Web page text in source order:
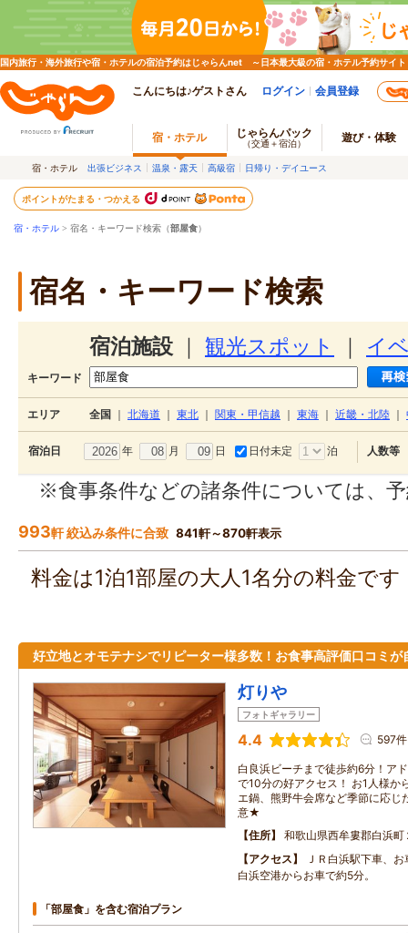
国内旅行・海外旅行や宿・ホテルの宿泊予約はじゃらんnet ～日本最大級の宿・ホテル予約サイト
こんにちは♪ゲストさん ログイン 会員登録
宿・ホテル じゃらんパック
（交通＋宿泊） 遊び・体験
宿・ホテル 出張ビジネス 温泉・露天 高級宿 日帰り・デイユース
ポイントがたまる・つかえる
宿・ホテル > 宿名・キーワード検索（部屋食）
宿名・キーワード検索
宿泊施設 観光スポット イ
キーワード
エリア 全国 北海道 東北 関東・甲信越 東海 近畿・北陸
宿泊日 年 月 日 日付未定 泊 人数等
※食事条件などの諸条件については、
993軒 絞込み条件に合致 841軒～870軒表示
料金は1泊1部屋の大人1名分の料金で
好立地とオモテナシでリピーター様多数！お食事高評価口コミが
灯りや
フォトギャラリー
4.4 597件
白良浜ビーチまで徒歩約6分！ア
で10分の好アクセス！ お1人様か
エ鍋、熊野牛会席など季節に応じ
意★
住所
和歌山県西牟婁郡白浜町
アクセス
ＪＲ白浜駅下車、
白浜空港からお車で約5分。
「部屋食」を含む宿泊プラン